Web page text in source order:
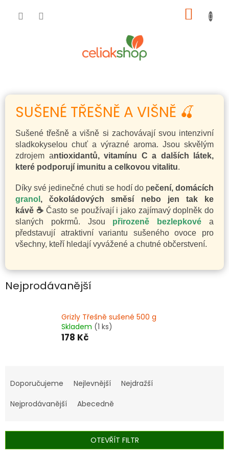
KOŠÍK
SUŠENÉ TŘEŠNĚ A VIŠNĚ 🍒
Sušené třešně a višně si zachovávají svou intenzivní
sladkokyselou chuť a výrazné aroma. Jsou skvělým
zdrojem antioxidantů, vitamínu C a dalších látek,
které podporují imunitu a celkovou vitalitu.
Díky své jedinečné chuti se hodí do pečení, domácích
granol , čokoládových směsí nebo jen tak ke
kávě ☕ Často se používají i jako zajímavý doplněk do
slaných pokrmů. Jsou přirozeně bezlepkové a
představují atraktivní variantu sušeného ovoce pro
všechny, kteří hledají vyvážené a chutné občerstvení.
Nejprodávanější
Grizly Třešně sušené 500 g
Skladem (1 ks)
178 Kč
a
e
r
Doporučujeme Nejlevnější
Nejdražší
Nejprodávanější
Abecedně
OTEVŘÍT FILTR